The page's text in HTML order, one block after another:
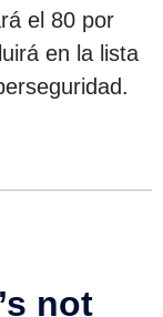
el 80 por
en la lista